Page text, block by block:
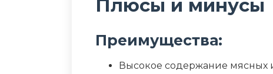
Плюсы и минусы
Преимущества:
Высокое содержание мясных